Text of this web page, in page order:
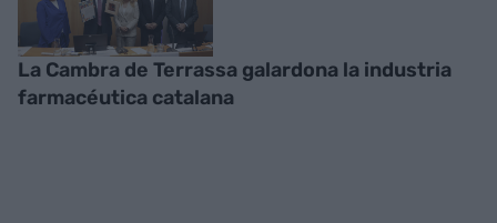
La Cambra de Terrassa galardona la industria
farmacéutica catalana